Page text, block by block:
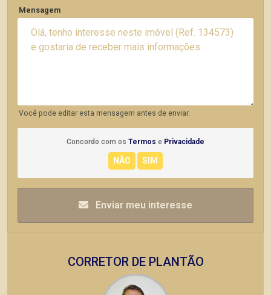
Mensagem
Você pode editar esta mensagem antes de enviar.
Concordo com os Termos e Privacidade
Enviar meu interesse
CORRETOR DE PLANTÃO